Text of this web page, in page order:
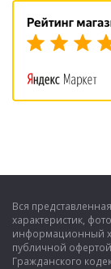
Вся
характеристик,
информационный
публичной
Гражданского